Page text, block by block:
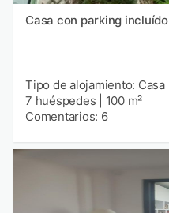
Casa con parking incluído
Tipo de alojamiento: Casa
7 huéspedes
100 m²
Comentarios: 6